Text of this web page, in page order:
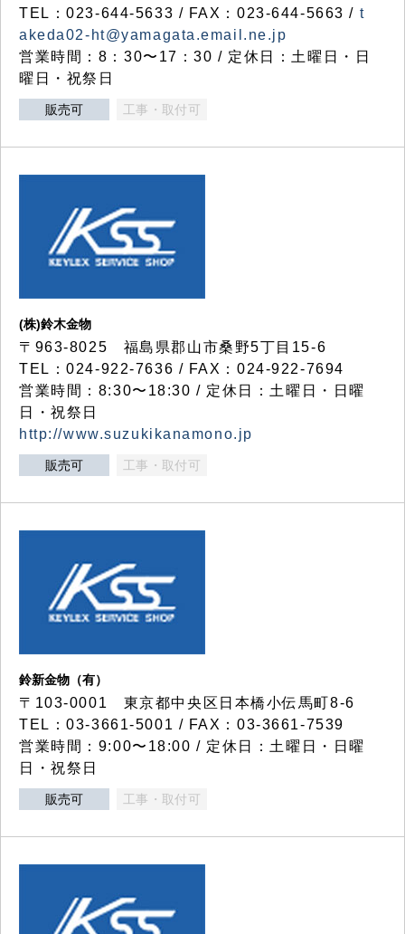
TEL：023-644-5633 / FAX：023-644-5663 / t
akeda02-ht@yamagata.email.ne.jp
営業時間：8：30〜17：30 / 定休日：土曜日・日
曜日・祝祭日
販売可 工事・取付可
(株)鈴木金物
〒963-8025 福島県郡山市桑野5丁目15-6
TEL：024-922-7636 / FAX：024-922-7694
営業時間：8:30〜18:30 / 定休日：土曜日・日曜
日・祝祭日
http://www.suzukikanamono.jp
販売可 工事・取付可
鈴新金物（有）
〒103-0001 東京都中央区日本橋小伝馬町8-6
TEL：03-3661-5001 / FAX：03-3661-7539
営業時間：9:00〜18:00 / 定休日：土曜日・日曜
日・祝祭日
販売可 工事・取付可